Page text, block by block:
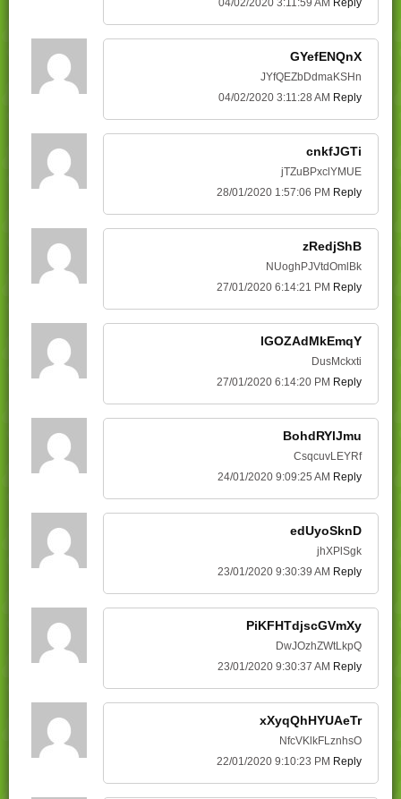
04/02/2020 3:11:59 AM Reply
GYefENQnX
JYfQEZbDdmaKSHn
04/02/2020 3:11:28 AM Reply
cnkfJGTi
jTZuBPxclYMUE
28/01/2020 1:57:06 PM Reply
zRedjShB
NUoghPJVtdOmlBk
27/01/2020 6:14:21 PM Reply
lGOZAdMkEmqY
DusMckxti
27/01/2020 6:14:20 PM Reply
BohdRYlJmu
CsqcuvLEYRf
24/01/2020 9:09:25 AM Reply
edUyoSknD
jhXPlSgk
23/01/2020 9:30:39 AM Reply
PiKFHTdjscGVmXy
DwJOzhZWtLkpQ
23/01/2020 9:30:37 AM Reply
xXyqQhHYUAeTr
NfcVKlkFLznhsO
22/01/2020 9:10:23 PM Reply